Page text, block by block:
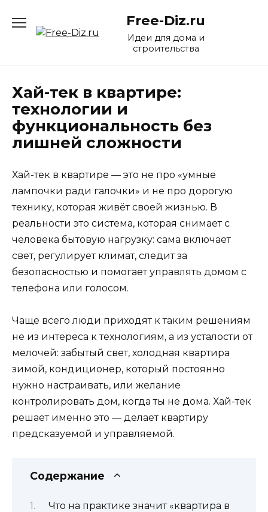
содержанию
Free-Diz.ru
Идеи для дома и
строительства
Хай-тек в квартире:
технологии и
функциональность без
лишней сложности
Хай-тек в квартире — это не про «умные
лампочки ради галочки» и не про дорогую
технику, которая живёт своей жизнью. В
реальности это система, которая снимает с
человека бытовую нагрузку: сама включает
свет, регулирует климат, следит за
безопасностью и помогает управлять домом с
телефона или голосом.
Чаще всего люди приходят к таким решениям
не из интереса к технологиям, а из усталости от
мелочей: забытый свет, холодная квартира
зимой, кондиционер, который постоянно
нужно настраивать, или желание
контролировать дом, когда ты не дома. Хай-тек
решает именно это — делает квартиру
предсказуемой и управляемой.
Содержание
Что на практике значит «квартира в